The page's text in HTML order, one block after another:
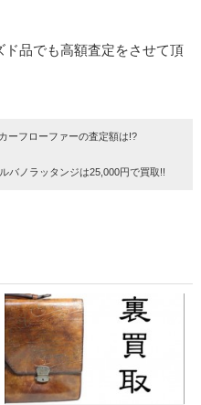
品でも高額査定をさせて頂
ーフローファーの査定額は!?
バノラッタンジは25,000円で買取!!